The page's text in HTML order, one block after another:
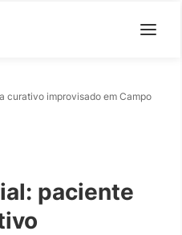
curativo improvisado em Campo
paciente